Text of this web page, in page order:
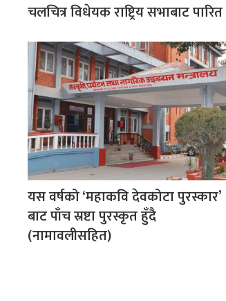
चलचित्र विधेयक राष्ट्रिय सभाबाट पारित
यस वर्षको ‘महाकवि देवकोटा पुरस्कार’
बाट पाँच स्रष्टा पुरस्कृत हुँदै
(नामावलीसहित)